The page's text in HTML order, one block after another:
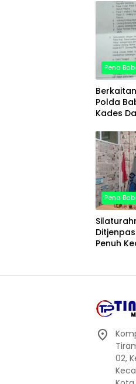
Pena
Polda
Kades
Dipanggil
Pena
Penuh
02,